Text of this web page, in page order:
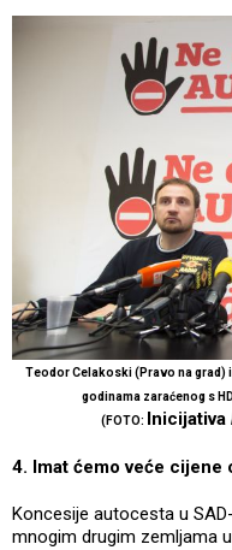
Teodor Celakoski (Pravo na grad)
godinama zaraćenog s
(FOTO: Inicijativa
4. Imat ćemo veće cijene
Koncesije autocesta u
mnogim drugim zemljama